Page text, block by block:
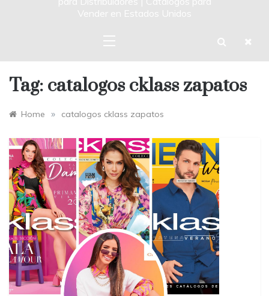
Vender en Estados Unidos
Tag: catalogos cklass zapatos
Home » catalogos cklass zapatos